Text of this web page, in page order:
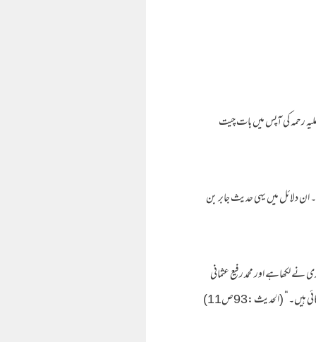
رحمہ کی آپس میں بات چیت
ان دلائل میں یہی حدیث جابر بن
اور محمد رفیع عثمانی
(الحدیث :93ص11)